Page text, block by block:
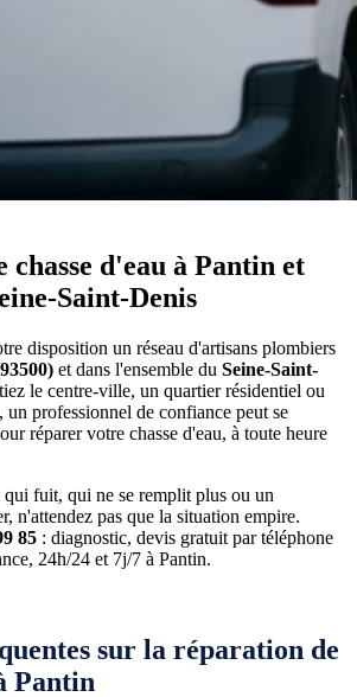
chasse d'eau à Pantin et
Saint-Denis
disposition un réseau d'artisans plombiers
et dans l'ensemble du Seine-Saint-
le centre-ville, un quartier résidentiel ou
professionnel de confiance peut se
réparer votre chasse d'eau, à toute heure
qui fuit, qui ne se remplit plus ou un
n'attendez pas que la situation empire.
85 : diagnostic, devis gratuit par téléphone
24h/24 et 7j/7 à Pantin.
sur la réparation de
Pantin